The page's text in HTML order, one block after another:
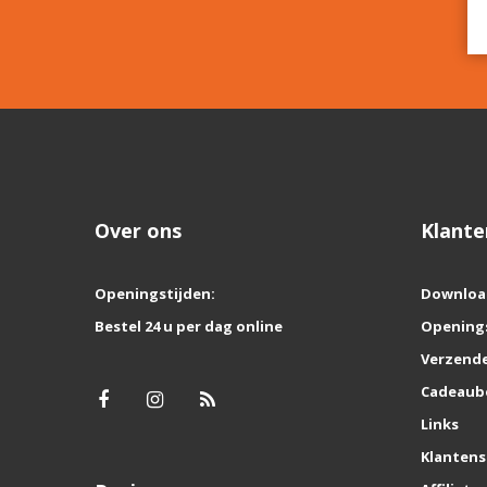
Over ons
Openingstijden:
Bestel 24 u per dag online
Links